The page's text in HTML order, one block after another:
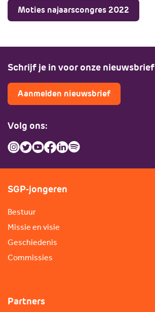
Moties najaarscongres 2022
Schrijf je in voor onze nieuwsbrief
Aanmelden nieuwsbrief
Volg ons:
SGP-jongeren
Bestuur
Missie en visie
Geschiedenis
Commissies
Partners